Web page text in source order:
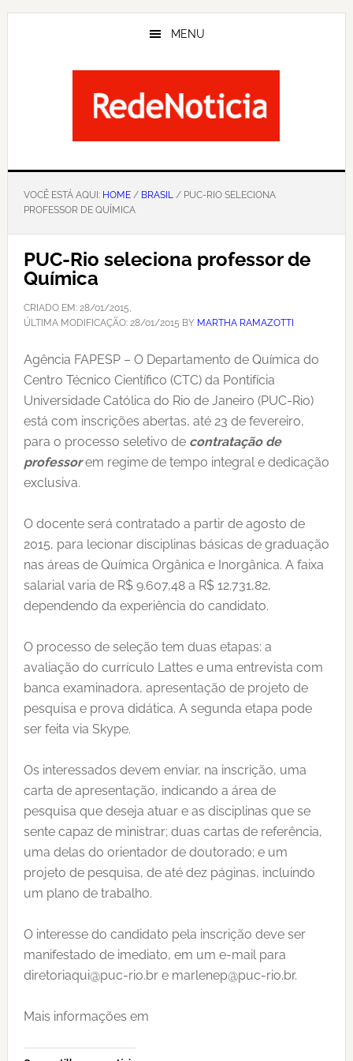
Skip
MENU
VOCÊ ESTÁ AQUI: HOME/ BRASIL/ PUC-RIO SELECIONA
PROFESSOR DE QUÍMICA
PUC-Rio seleciona professor de
Química
CRIADO EM: 28/01/2015,
ÚLTIMA MODIFICAÇÃO: 28/01/2015 BY MARTHA RAMAZOTTI
Agência FAPESP – O Departamento de Química do
Centro Técnico Científico (CTC) da Pontifícia
Universidade Católica do Rio de Janeiro (PUC-Rio)
está com inscrições abertas, até 23 de fevereiro,
para o processo seletivo de contratação de
professorem regime de tempo integral e dedicação
exclusiva.
O docente será contratado a partir de agosto de
2015, para lecionar disciplinas básicas de graduação
nas áreas de Química Orgânica e Inorgânica. A faixa
salarial varia de R$ 9.607,48 a R$ 12.731,82,
dependendo da experiência do candidato.
O processo de seleção tem duas etapas: a
avaliação do currículo Lattes e uma entrevista com
banca examinadora, apresentação de projeto de
pesquisa e prova didática. A segunda etapa pode
ser feita via Skype.
Os interessados devem enviar, na inscrição, uma
carta de apresentação, indicando a área de
pesquisa que deseja atuar e as disciplinas que se
sente capaz de ministrar; duas cartas de referência,
uma delas do orientador de doutorado; e um
projeto de pesquisa, de até dez páginas, incluindo
um plano de trabalho.
O interesse do candidato pela inscrição deve ser
manifestado de imediato, em um e-mail para
diretoriaqui@puc-rio.bre marlenep@puc-rio.br.
Mais informações em